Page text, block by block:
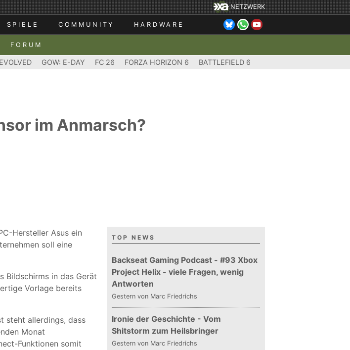
NETZWERK
SPIELE COMMUNITY HARDWARE
FORUM
GOW: E-DAY FC 26 FORZA HORIZON 6 BATTLEFIELD 6
im Anmarsch?
Hersteller Asus ein
soll eine
Bildschirms in das Gerät
Vorlage bereits
steht allerdings, dass
Monat
Funktionen somit
TOP NEWS
Backseat Gaming Podcast - #93 Xbox
Project Helix - viele Fragen, wenig
Antworten
Gestern von Marc Friedrichs
Ironie der Geschichte - Vom
Shitstorm zum Heilsbringer
Gestern von Marc Friedrichs